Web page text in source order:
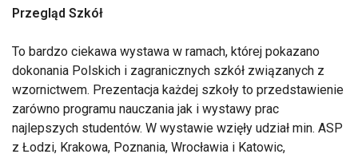
Przegląd Szkół
To bardzo ciekawa wystawa w ramach, której pokazano
dokonania Polskich i zagranicznych szkół związanych z
wzornictwem. Prezentacja każdej szkoły to przedstawienie
zarówno programu nauczania jak i wystawy prac
najlepszych studentów. W wystawie wzięły udział min. ASP
z Łodzi, Krakowa, Poznania, Wrocławia i Katowic,